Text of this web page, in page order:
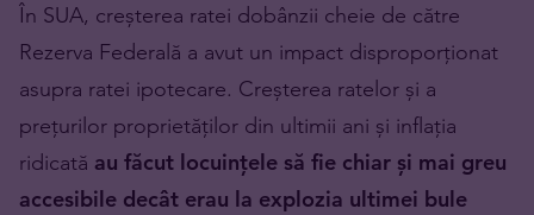
În SUA, creșterea ratei dobânzii cheie de către
Rezerva Federală a avut un impact disproporționat
asupra ratei ipotecare. Creșterea ratelor și a
prețurilor proprietăților din ultimii ani și inflația
ridicată au făcut locuințele să fie chiar și mai greu
accesibile decât erau la explozia ultimei bule